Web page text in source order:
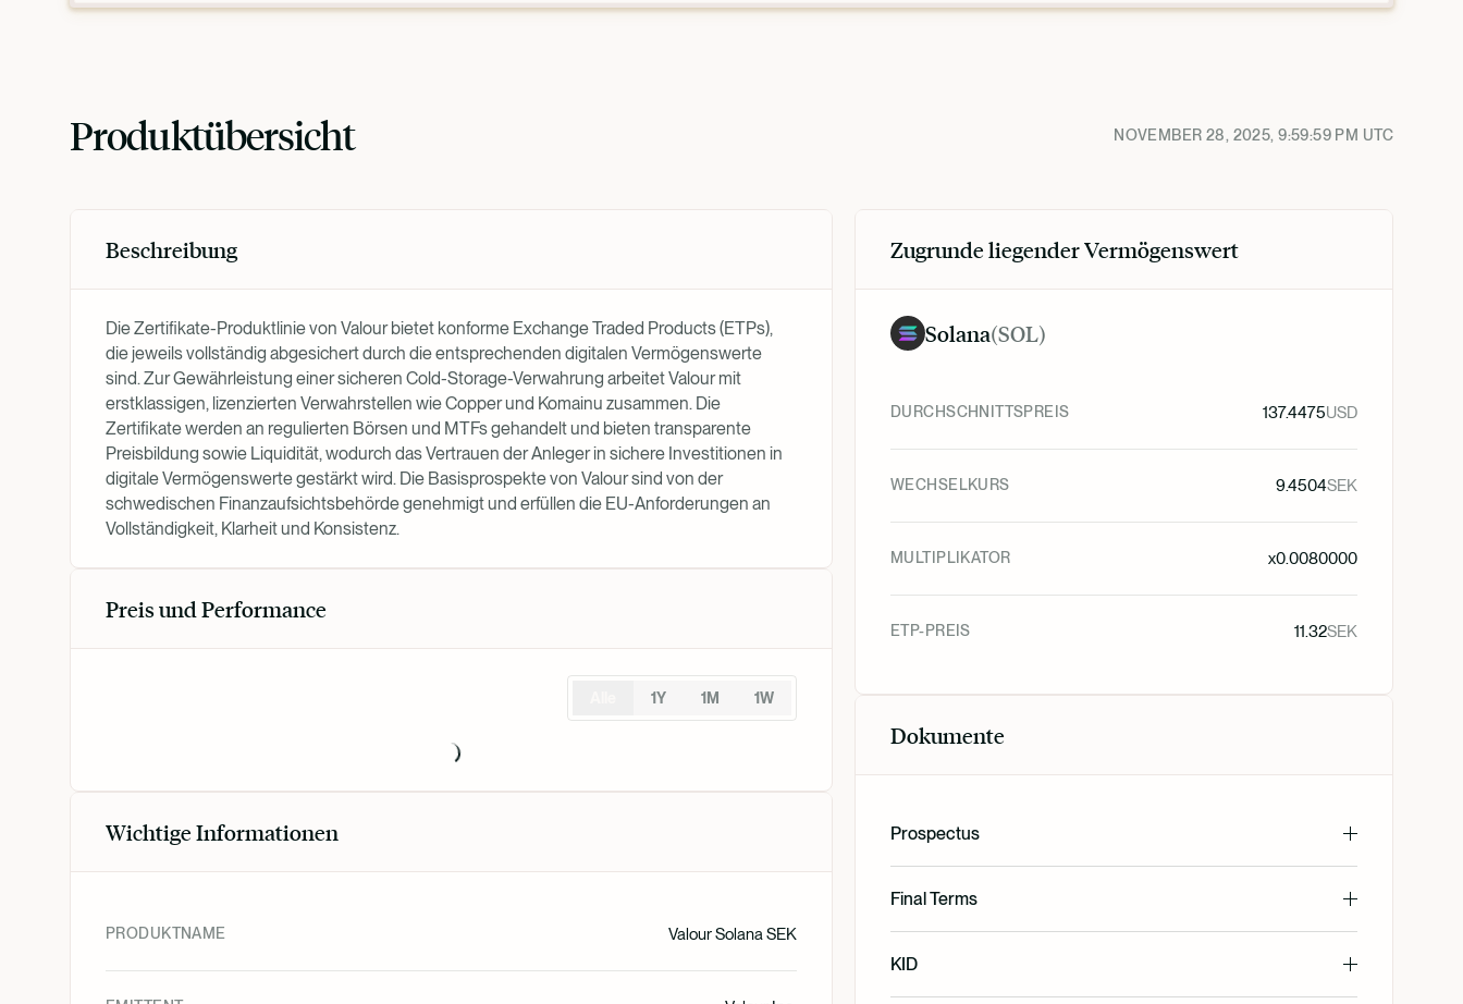
Produktübersicht NOVEMBER 28, 2025, 9:59:59 PM UTC
Beschreibung
Die Zertifikate-Produktlinie von Valour bietet konforme Exchange Traded Products (ETPs),
die jeweils vollständig abgesichert durch die entsprechenden digitalen Vermögenswerte
sind. Zur Gewährleistung einer sicheren Cold-Storage-Verwahrung arbeitet Valour mit
erstklassigen, lizenzierten Verwahrstellen wie Copper und Komainu zusammen. Die
Zertifikate werden an regulierten Börsen und MTFs gehandelt und bieten transparente
Preisbildung sowie Liquidität, wodurch das Vertrauen der Anleger in sichere Investitionen in
digitale Vermögenswerte gestärkt wird. Die Basisprospekte von Valour sind von der
schwedischen Finanzaufsichtsbehörde genehmigt und erfüllen die EU-Anforderungen an
Vollständigkeit, Klarheit und Konsistenz.
Preis und Performance
1Y 1M 1W
Wichtige Informationen
PRODUKTNAME Valour Solana SEK
Zugrunde liegender Vermögenswert
Solana(SOL)
DURCHSCHNITTSPREIS 137.4475USD
WECHSELKURS 9.4504SEK
MULTIPLIKATOR x0.0080000
ETP-PREIS 11.32SEK
Dokumente
Prospectus
English
Final Terms
English
KID